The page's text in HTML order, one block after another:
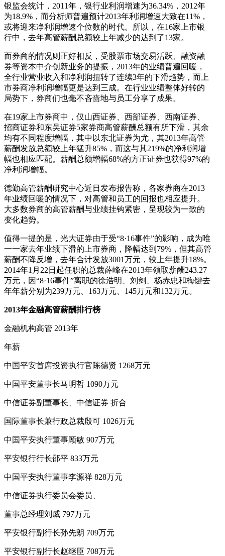
银监会统计，2011年，银行业利润增速为36.34%，2012年
为18.9%，而分析师普遍预计2013年利润增速大致在11%，
或将迎来净利润增速个位数的时代。所以，在16家上市银
行中，去年高管薪酬总额较上年减少的达到了13家。
而券商的情况则正好相反，受股票市场交易活跃、融资融
券等资本中介创新业务的提振，2013年的业绩普遍回暖，
全行业营业收入和净利润扭转了连续3年的下滑趋势，而上
市券商净利润增幅更是达到三成。在行业业绩整体好转的
局势下，券商们也毫不吝啬地与员工分享了成果。
在19家上市券商中，仅山西证券、西部证券、西南证券、
招商证券和东吴证券5家券商高管薪酬总额有所下滑，其余
均有不同程度增幅，其中以东北证券为尤，其2013年高管
薪酬发放总额较上年猛升85%，而这与其219%的净利润增
幅也相应匹配。薪酬总额增幅68%的方正证券也获得97%的
净利润增幅。
德勤高管薪酬研究中心近日发布报告称，各家券商在2013
年业绩回暖的情况下，对高管和员工的回报也相应提升。
大多数券商的高管薪酬与业绩挂钩紧密，呈现较为一致的
变化趋势。
值得一提的是，光大证券由于受“8·16事件”的影响，成为唯
一一家去年业绩下滑的上市券商，降幅达到79%，但其高管
薪酬不降反增，去年合计发放3001万元，较上年提升18%。
2014年1月22日起任职的总裁薛峰在2013年领取薪酬243.27
万元，因“8·16事件”离职的徐浩明、刘剑、杨赤忠和梅键去
年年薪分别为239万元、163万元、145万元和132万元。
2013年金融高管薪酬排行榜
金融机构高管 2013年
年薪
中国平安首席投资执行官陈德贤 1268万元
中国平安董事长马明哲 1090万元
中信证券副董事长、中信证券 折合
国际董事长兼行政总裁殷可 1026万元
中国平安执行董事顾敏 907万元
平安银行行长邵平 833万元
中国平安执行董事李源祥 828万元
中信证券执行委员会委员、
董事总经理刘威 797万元
平安银行副行长孙先朗 709万元
平安银行副行长赵继臣 708万元